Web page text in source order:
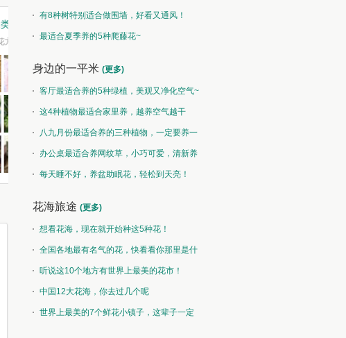
然果曾经皆为花，却非皆花都成果
特别好！
有8种树特别适合做围墙，好看又通风！
最适合夏季养的5种爬藤花~
身边的一平米 (更多)
客厅最适合养的5种绿植，美观又净化空气~
这4种植物最适合家里养，越养空气越干
净！八九月份最适合养的三种植物，一定要养一
盆呀~
办公桌最适合养网纹草，小巧可爱，清新养
眼！每天睡不好，养盆助眠花，轻松到天亮！
花海旅途 (更多)
想看花海，现在就开始种这5种花！
全国各地最有名气的花，快看看你那里是什
么花儿！
听说这10个地方有世界上最美的花市！
中国12大花海，你去过几个呢
世界上最美的7个鲜花小镇子，这辈子一定